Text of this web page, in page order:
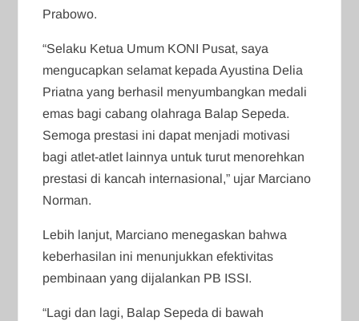
Prabowo.
“Selaku Ketua Umum KONI Pusat, saya
mengucapkan selamat kepada Ayustina Delia
Priatna yang berhasil menyumbangkan medali
emas bagi cabang olahraga Balap Sepeda.
Semoga prestasi ini dapat menjadi motivasi
bagi atlet-atlet lainnya untuk turut menorehkan
prestasi di kancah internasional,” ujar Marciano
Norman.
Lebih lanjut, Marciano menegaskan bahwa
keberhasilan ini menunjukkan efektivitas
pembinaan yang dijalankan PB ISSI.
“Lagi dan lagi, Balap Sepeda di bawah